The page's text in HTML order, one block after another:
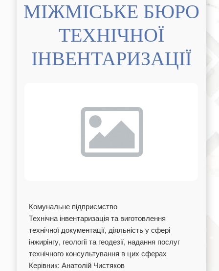
МІЖМІСЬКЕ БЮРО
ТЕХНІЧНОЇ
ІНВЕНТАРИЗАЦІЇ
Комунальне підприємство
Технічна інвентаризація та виготовлення
технічної документації, діяльність у сфері
інжирінгу, геології та геодезії, надання послуг
технічного консультування в цих сферах
Керівник: Анатолій Чистяков